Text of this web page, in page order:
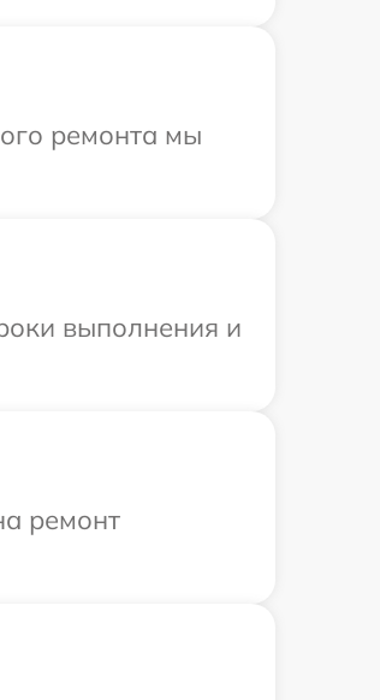
ремонта мы
выполнения и
ремонт